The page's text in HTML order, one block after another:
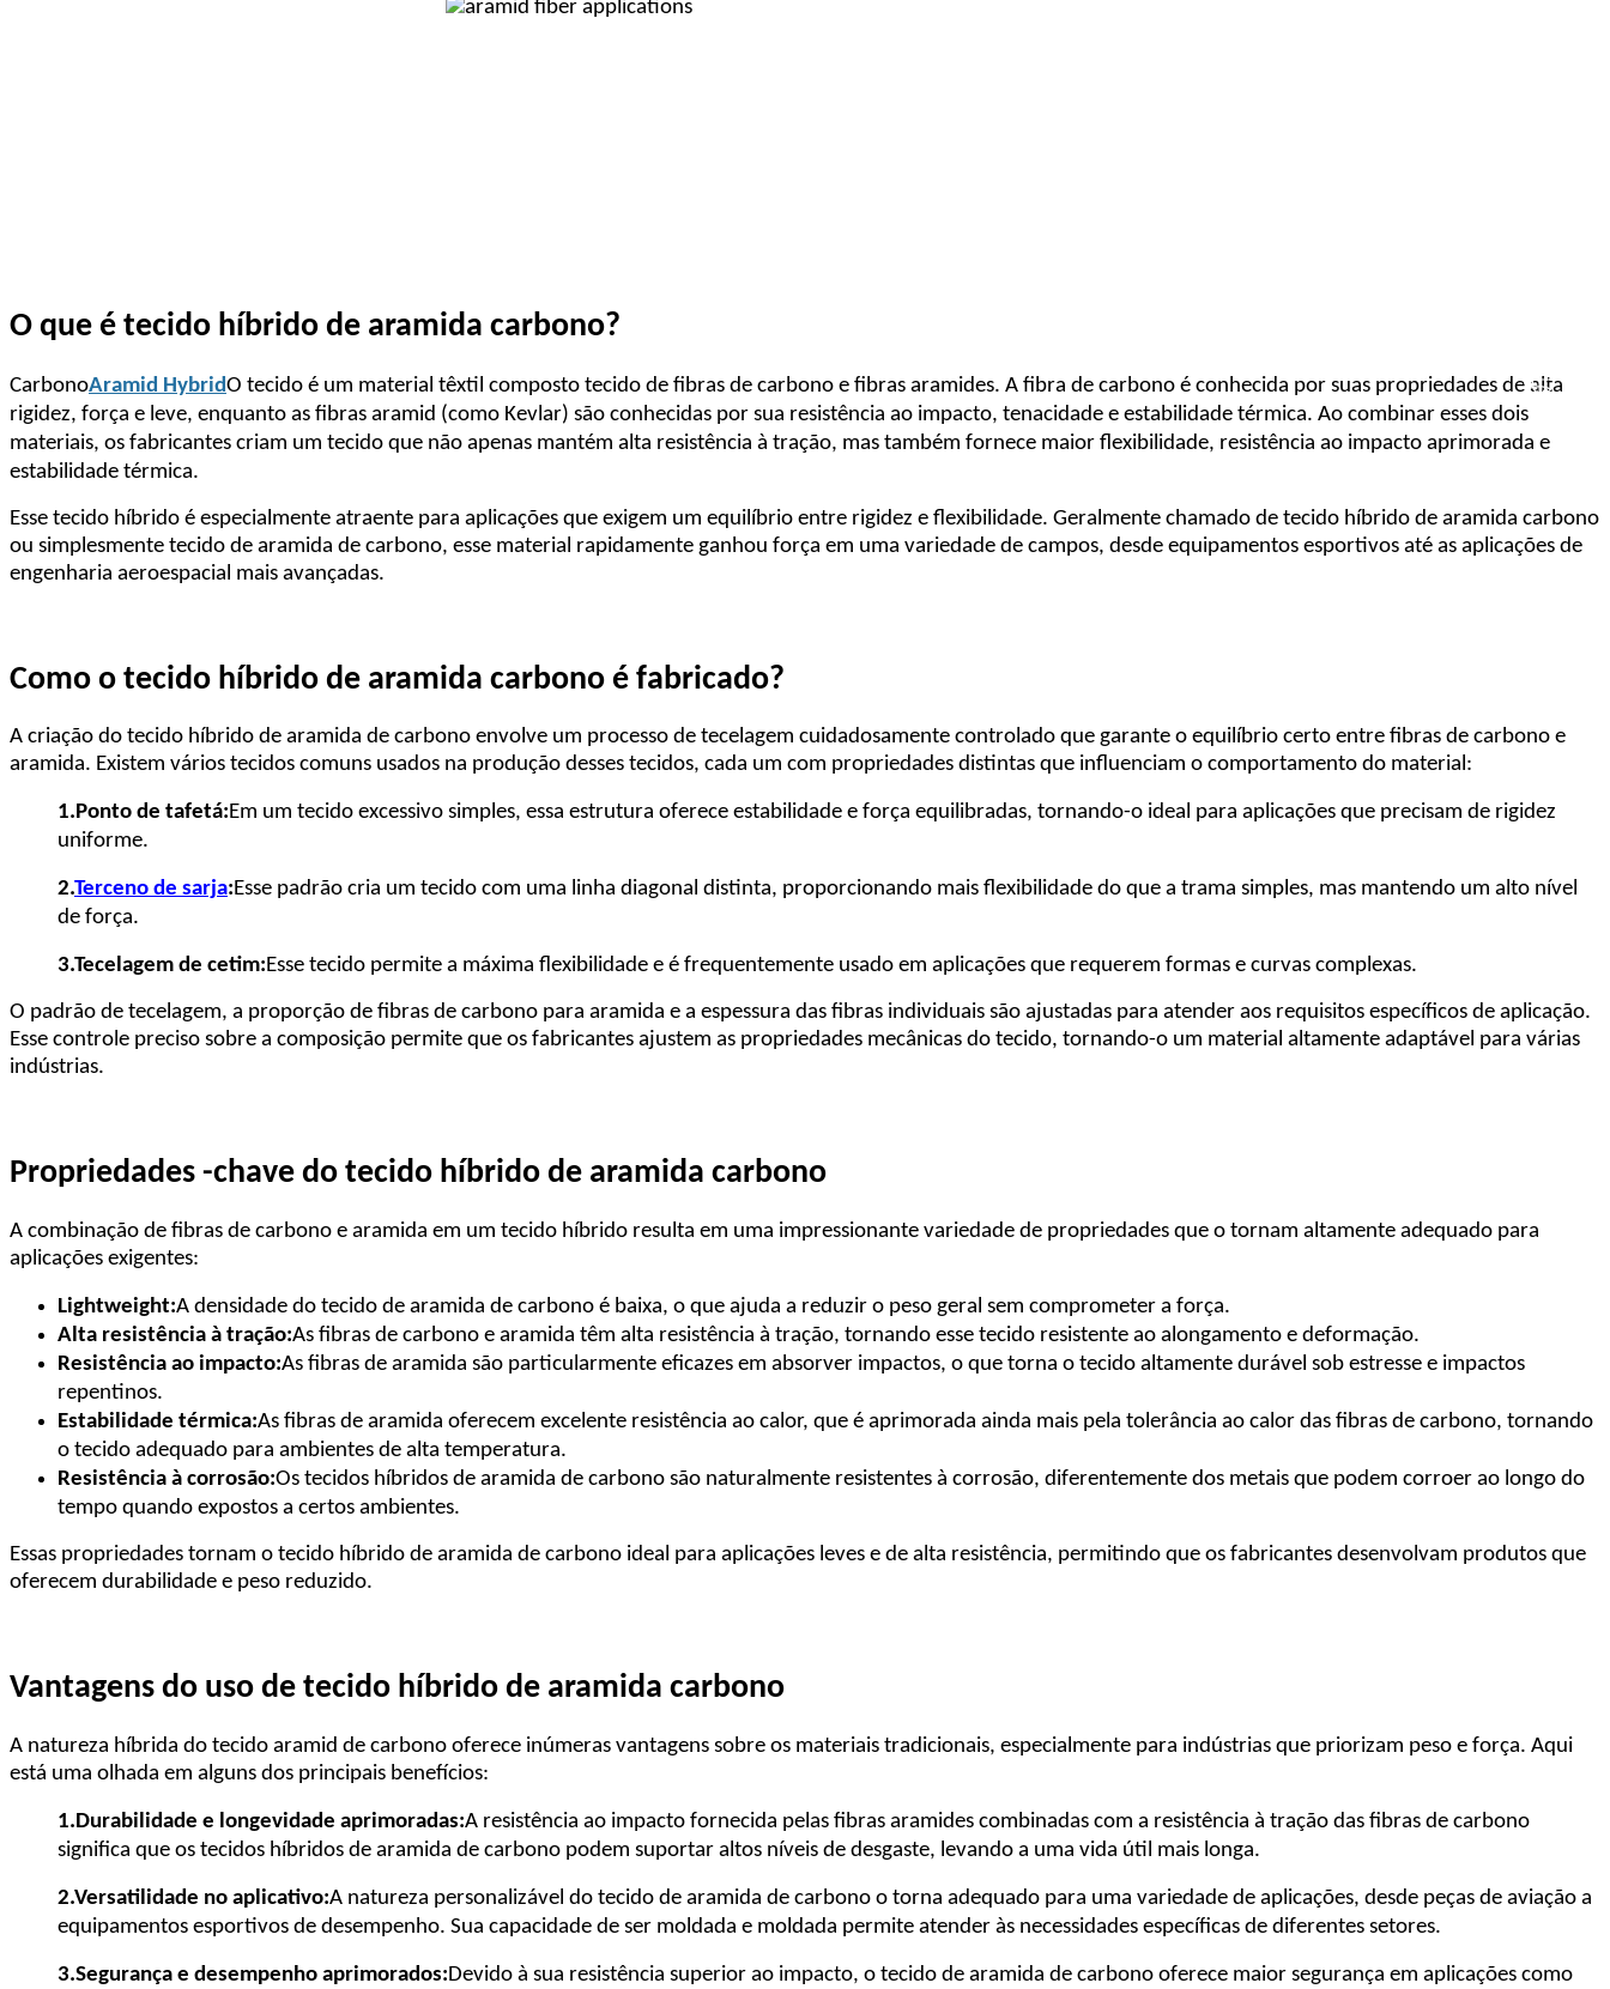
O que é tecido híbrido de aramida carbono?
CarbonoAramid HybridO tecido é um material têxtil composto tecido de fibras de carbono e fibras aramides. A fibra de carbono é conhecida por suas propriedades de alta
rigidez, força e leve, enquanto as fibras aramid (como Kevlar) são conhecidas por sua resistência ao impacto, tenacidade e estabilidade térmica. Ao combinar esses dois
materiais, os fabricantes criam um tecido que não apenas mantém alta resistência à tração, mas também fornece maior flexibilidade, resistência ao impacto aprimorada e
estabilidade térmica.
Esse tecido híbrido é especialmente atraente para aplicações que exigem um equilíbrio entre rigidez e flexibilidade. Geralmente chamado de tecido híbrido de aramida carbono
ou simplesmente tecido de aramida de carbono, esse material rapidamente ganhou força em uma variedade de campos, desde equipamentos esportivos até as aplicações de
engenharia aeroespacial mais avançadas.
Como o tecido híbrido de aramida carbono é fabricado?
A criação do tecido híbrido de aramida de carbono envolve um processo de tecelagem cuidadosamente controlado que garante o equilíbrio certo entre fibras de carbono e
aramida. Existem vários tecidos comuns usados ​​na produção desses tecidos, cada um com propriedades distintas que influenciam o comportamento do material:
1.Ponto de tafetá:Em um tecido excessivo simples, essa estrutura oferece estabilidade e força equilibradas, tornando-o ideal para aplicações que precisam de rigidez
uniforme.
2.Terceno de sarja:Esse padrão cria um tecido com uma linha diagonal distinta, proporcionando mais flexibilidade do que a trama simples, mas mantendo um alto nível
de força.
3.Tecelagem de cetim:Esse tecido permite a máxima flexibilidade e é frequentemente usado em aplicações que requerem formas e curvas complexas.
O padrão de tecelagem, a proporção de fibras de carbono para aramida e a espessura das fibras individuais são ajustadas para atender aos requisitos específicos de aplicação.
Esse controle preciso sobre a composição permite que os fabricantes ajustem as propriedades mecânicas do tecido, tornando-o um material altamente adaptável para várias
indústrias.
Propriedades -chave do tecido híbrido de aramida carbono
A combinação de fibras de carbono e aramida em um tecido híbrido resulta em uma impressionante variedade de propriedades que o tornam altamente adequado para
aplicações exigentes:
Lightweight:A densidade do tecido de aramida de carbono é baixa, o que ajuda a reduzir o peso geral sem comprometer a força.
Alta resistência à tração:As fibras de carbono e aramida têm alta resistência à tração, tornando esse tecido resistente ao alongamento e deformação.
Resistência ao impacto:As fibras de aramida são particularmente eficazes em absorver impactos, o que torna o tecido altamente durável sob estresse e impactos
repentinos.
Estabilidade térmica:As fibras de aramida oferecem excelente resistência ao calor, que é aprimorada ainda mais pela tolerância ao calor das fibras de carbono, tornando
o tecido adequado para ambientes de alta temperatura.
Resistência à corrosão:Os tecidos híbridos de aramida de carbono são naturalmente resistentes à corrosão, diferentemente dos metais que podem corroer ao longo do
tempo quando expostos a certos ambientes.
Essas propriedades tornam o tecido híbrido de aramida de carbono ideal para aplicações leves e de alta resistência, permitindo que os fabricantes desenvolvam produtos que
oferecem durabilidade e peso reduzido.
Vantagens do uso de tecido híbrido de aramida carbono
A natureza híbrida do tecido aramid de carbono oferece inúmeras vantagens sobre os materiais tradicionais, especialmente para indústrias que priorizam peso e força. Aqui
está uma olhada em alguns dos principais benefícios:
1.Durabilidade e longevidade aprimoradas:A resistência ao impacto fornecida pelas fibras aramides combinadas com a resistência à tração das fibras de carbono
significa que os tecidos híbridos de aramida de carbono podem suportar altos níveis de desgaste, levando a uma vida útil mais longa.
2.Versatilidade no aplicativo:A natureza personalizável do tecido de aramida de carbono o torna adequado para uma variedade de aplicações, desde peças de aviação a
equipamentos esportivos de desempenho. Sua capacidade de ser moldada e moldada permite atender às necessidades específicas de diferentes setores.
3.Segurança e desempenho aprimorados:Devido à sua resistência superior ao impacto, o tecido de aramida de carbono oferece maior segurança em aplicações como